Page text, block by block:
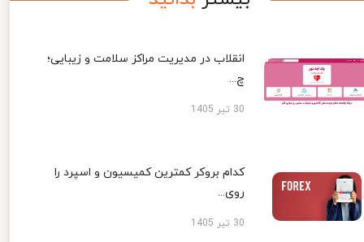
انقلاب در مدیریت مراکز سلامت و زیبایی؛
چ...
30 تیر 1405
کدام بروکر کمترین کمیسیون و اسپرد را
روی...
30 تیر 1405